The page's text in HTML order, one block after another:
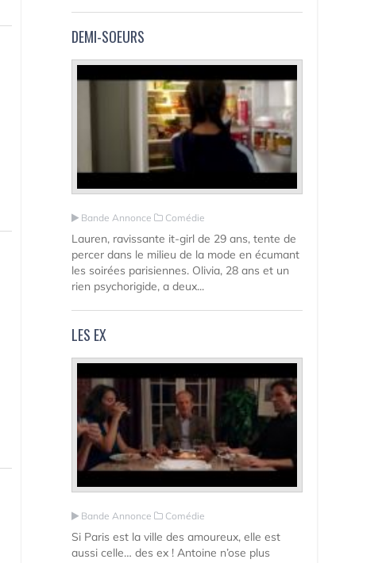
DEMI-SOEURS
Bande Annonce Comédie
Lauren, ravissante it-girl de 29 ans, tente de
percer dans le milieu de la mode en écumant
les soirées parisiennes. Olivia, 28 ans et un
rien psychorigide, a deux...
LES EX
Bande Annonce Comédie
Si Paris est la ville des amoureux, elle est
aussi celle… des ex ! Antoine n’ose plus